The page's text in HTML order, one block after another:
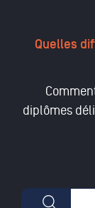
Quelles
diplômes